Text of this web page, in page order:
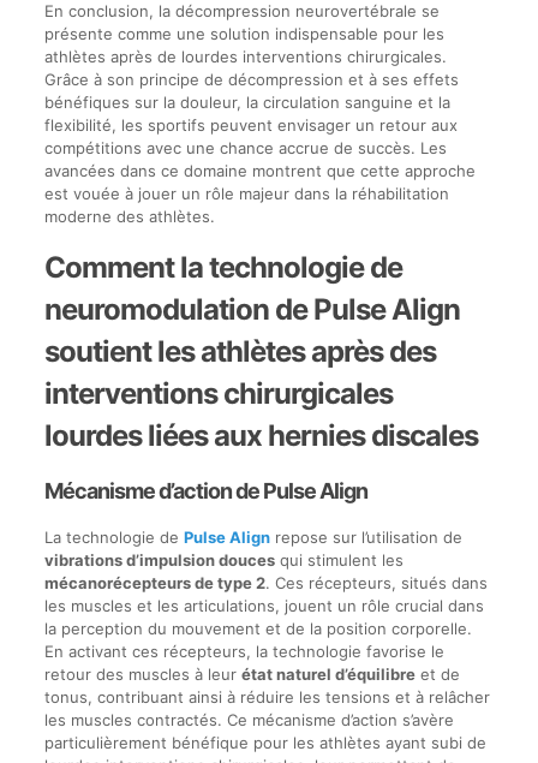
En conclusion, la décompression neurovertébrale se
présente comme une solution indispensable pour les
athlètes après de lourdes interventions chirurgicales.
Grâce à son principe de décompression et à ses effets
bénéfiques sur la douleur, la circulation sanguine et la
flexibilité, les sportifs peuvent envisager un retour aux
compétitions avec une chance accrue de succès. Les
avancées dans ce domaine montrent que cette approche
est vouée à jouer un rôle majeur dans la réhabilitation
moderne des athlètes.
Comment la technologie de
neuromodulation de Pulse Align
soutient les athlètes après des
interventions chirurgicales
lourdes liées aux hernies discales
Mécanisme d’action de Pulse Align
La technologie de Pulse Alignrepose sur l’utilisation de
vibrations d’impulsion doucesqui stimulent les
mécanorécepteurs de type 2. Ces récepteurs, situés dans
les muscles et les articulations, jouent un rôle crucial dans
la perception du mouvement et de la position corporelle.
En activant ces récepteurs, la technologie favorise le
retour des muscles à leur état naturel d’équilibreet de
tonus, contribuant ainsi à réduire les tensions et à relâcher
les muscles contractés. Ce mécanisme d’action s’avère
particulièrement bénéfique pour les athlètes ayant subi de